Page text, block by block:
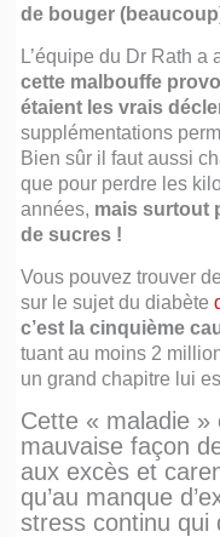
de bouger
L’équipe du Dr Rath a
cette malbouffe
étaient les vrais
supplémentations
Bien sûr il faut aussi
que pour perdre les
années, mais surtout
de sucres !
Vous pouvez trouver
sur le sujet du diabète
c’est la cinquième
tuant au moins 2
un grand chapitre lui
Cette « maladie
mauvaise façon
aux excès et
qu’au manque
stress continu qui